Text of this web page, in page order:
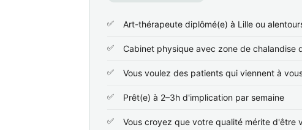
Art-thérapeute diplômé(e) à Lille ou
Cabinet physique avec zone de chalandise
Vous voulez des patients qui viennent à
Prêt(e) à 2–3h d'implication par semaine
Vous croyez que votre qualité mérite d'être